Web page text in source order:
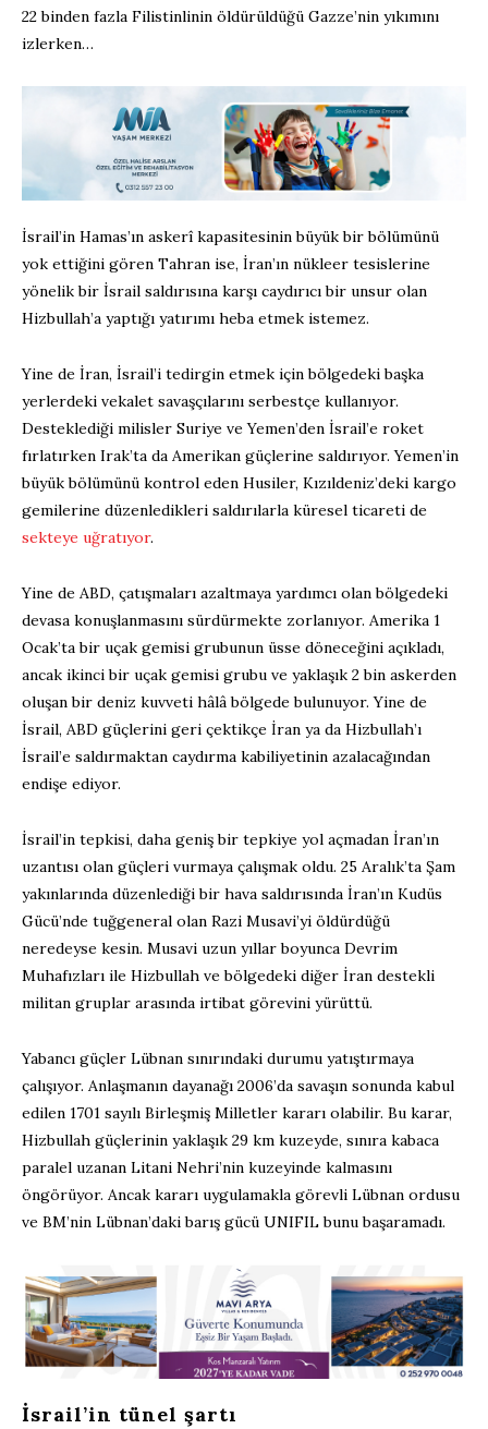
22 binden fazla Filistinlinin öldürüldüğü Gazze’nin yıkımını
izlerken…
İsrail’in Hamas’ın askerî kapasitesinin büyük bir bölümünü
yok ettiğini gören Tahran ise, İran’ın nükleer tesislerine
yönelik bir İsrail saldırısına karşı caydırıcı bir unsur olan
Hizbullah’a yaptığı yatırımı heba etmek istemez.
Yine de İran, İsrail’i tedirgin etmek için bölgedeki başka
yerlerdeki vekalet savaşçılarını serbestçe kullanıyor.
Desteklediği milisler Suriye ve Yemen’den İsrail’e roket
fırlatırken Irak’ta da Amerikan güçlerine saldırıyor. Yemen’in
büyük bölümünü kontrol eden Husiler, Kızıldeniz’deki kargo
gemilerine düzenledikleri saldırılarla küresel ticareti de
sekteye uğratıyor.
Yine de ABD, çatışmaları azaltmaya yardımcı olan bölgedeki
devasa konuşlanmasını sürdürmekte zorlanıyor. Amerika 1
Ocak’ta bir uçak gemisi grubunun üsse döneceğini açıkladı,
ancak ikinci bir uçak gemisi grubu ve yaklaşık 2 bin askerden
oluşan bir deniz kuvveti hâlâ bölgede bulunuyor. Yine de
İsrail, ABD güçlerini geri çektikçe İran ya da Hizbullah’ı
İsrail’e saldırmaktan caydırma kabiliyetinin azalacağından
endişe ediyor.
İsrail’in tepkisi, daha geniş bir tepkiye yol açmadan İran’ın
uzantısı olan güçleri vurmaya çalışmak oldu. 25 Aralık’ta Şam
yakınlarında düzenlediği bir hava saldırısında İran’ın Kudüs
Gücü’nde tuğgeneral olan Razi Musavi’yi öldürdüğü
neredeyse kesin. Musavi uzun yıllar boyunca Devrim
Muhafızları ile Hizbullah ve bölgedeki diğer İran destekli
militan gruplar arasında irtibat görevini yürüttü.
Yabancı güçler Lübnan sınırındaki durumu yatıştırmaya
çalışıyor. Anlaşmanın dayanağı 2006’da savaşın sonunda kabul
edilen 1701 sayılı Birleşmiş Milletler kararı olabilir. Bu karar,
Hizbullah güçlerinin yaklaşık 29 km kuzeyde, sınıra kabaca
paralel uzanan Litani Nehri’nin kuzeyinde kalmasını
öngörüyor. Ancak kararı uygulamakla görevli Lübnan ordusu
ve BM’nin Lübnan’daki barış gücü UNIFIL bunu başaramadı.
İsrail’in tünel şartı